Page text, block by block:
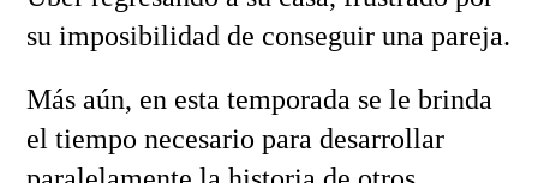
su imposibilidad de conseguir una pareja.
Más aún, en esta temporada se le brinda
el tiempo necesario para desarrollar